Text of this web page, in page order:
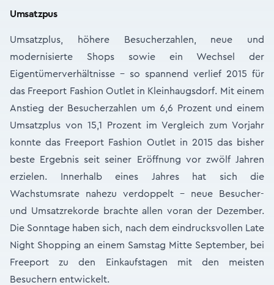
Umsatzpus
Umsatzplus, höhere Besucherzahlen, neue und
modernisierte Shops sowie ein Wechsel der
Eigentümerverhältnisse – so spannend verlief 2015 für
das Freeport Fashion Outlet in Kleinhaugsdorf. Mit einem
Anstieg der Besucherzahlen um 6,6 Prozent und einem
Umsatzplus von 15,1 Prozent im Vergleich zum Vorjahr
konnte das Freeport Fashion Outlet in 2015 das bisher
beste Ergebnis seit seiner Eröffnung vor zwölf Jahren
erzielen. Innerhalb eines Jahres hat sich die
Wachstumsrate nahezu verdoppelt - neue Besucher-
und Umsatzrekorde brachte allen voran der Dezember.
Die Sonntage haben sich, nach dem eindrucksvollen Late
Night Shopping an einem Samstag Mitte September, bei
Freeport zu den Einkaufstagen mit den meisten
Besuchern entwickelt.